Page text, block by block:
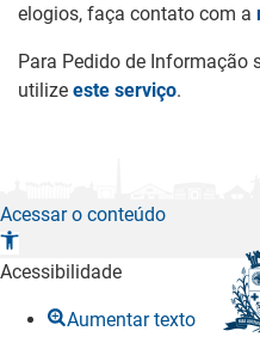
elogios, faça contato com a
Para Pedido de Informação
utilize este serviço.
Acessar o conteúdo
A
b
Acessibilidade
Aumentar texto